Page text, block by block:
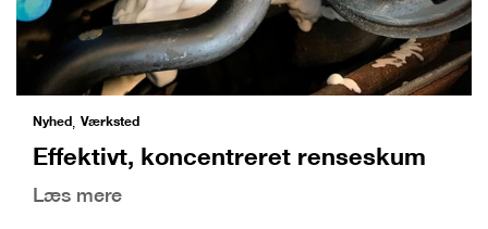
Nyhed, Værksted
Effektivt, koncentreret renseskum
Læs mere